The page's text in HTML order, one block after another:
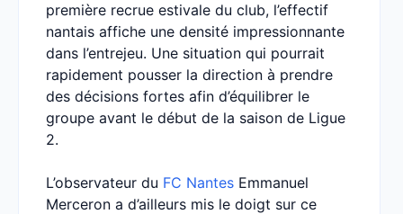
première recrue estivale du club, l’effectif
nantais affiche une densité impressionnante
dans l’entrejeu. Une situation qui pourrait
rapidement pousser la direction à prendre
des décisions fortes afin d’équilibrer le
groupe avant le début de la saison de Ligue
2.
L’observateur du FC Nantes Emmanuel
Merceron a d’ailleurs mis le doigt sur ce